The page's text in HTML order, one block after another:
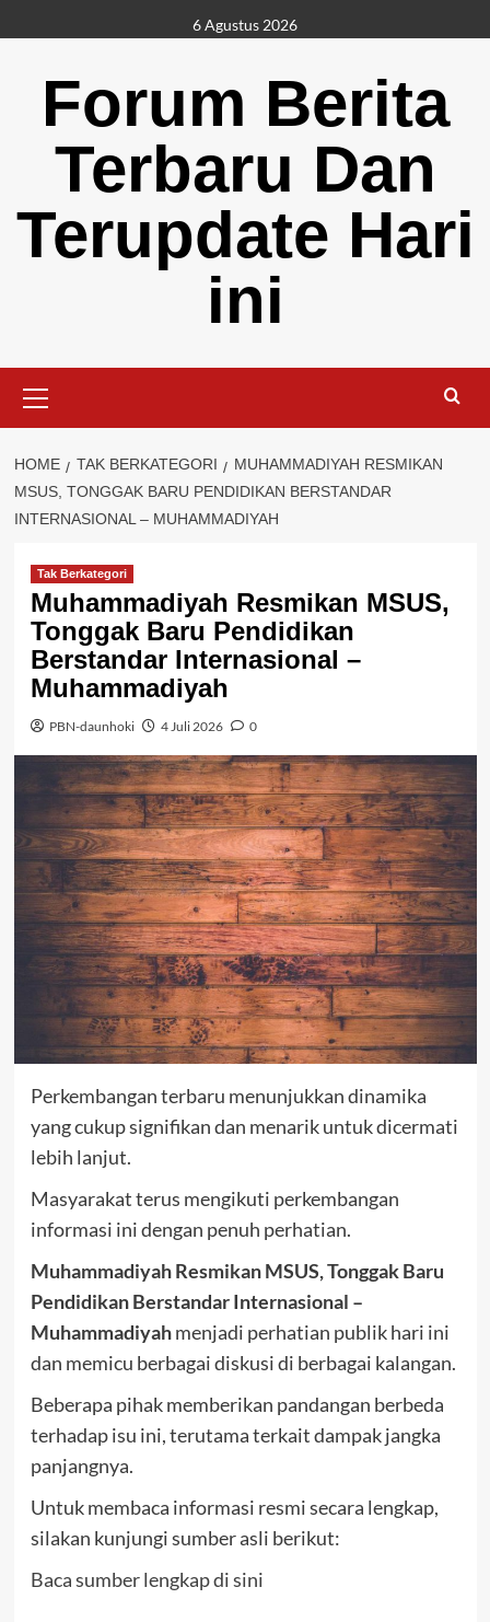
to
6 Agustus 2026
Forum Berita
Terbaru Dan
Terupdate Hari
ini
Menu
HOME TAK BERKATEGORI
MUHAMMADIYAH RESMIKAN
MSUS, TONGGAK BARU PENDIDIKAN BERSTANDAR
INTERNASIONAL – MUHAMMADIYAH
Tak Berkategori
Muhammadiyah Resmikan MSUS,
Tonggak Baru Pendidikan
Berstandar Internasional –
Muhammadiyah
PBN-daunhoki 4 Juli 2026 0
Perkembangan terbaru menunjukkan dinamika
yang cukup signifikan dan menarik untuk dicermati
lebih lanjut.
Masyarakat terus mengikuti perkembangan
informasi ini dengan penuh perhatian.
Muhammadiyah Resmikan MSUS, Tonggak Baru
Pendidikan Berstandar Internasional –
Muhammadiyahmenjadi perhatian publik hari ini
dan memicu berbagai diskusi di berbagai kalangan.
Beberapa pihak memberikan pandangan berbeda
terhadap isu ini, terutama terkait dampak jangka
panjangnya.
Untuk membaca informasi resmi secara lengkap,
silakan kunjungi sumber asli berikut:
Baca sumber lengkap di sini